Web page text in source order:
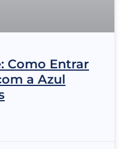
Como Entrar
a Azul